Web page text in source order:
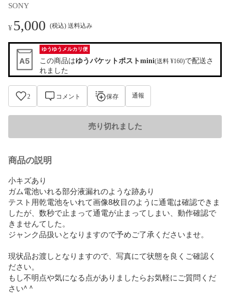
SONY
¥5,000 (税込) 送料込み
ゆうゆうメルカリ便
この商品はゆうパケットポストmini(送料 ¥160)で配送さ
れました
2 コメント 保存 通報
売り切れました
商品の説明
小キズあり
ガム電池いれる部分液漏れのような跡あり
テスト用乾電池をいれて画像8枚目のように通電は確認できま
したが、数秒で止まって通電が止まってしまい、動作確認で
きませんてした。
ジャンク品扱いとなりますので予めご了承くださいませ。
現状品お渡しとなりますので、写真にて状態を良くご確認く
ださい。
もし不明点や気になる点がありましたらお気軽にご質問くだ
さい^ ^